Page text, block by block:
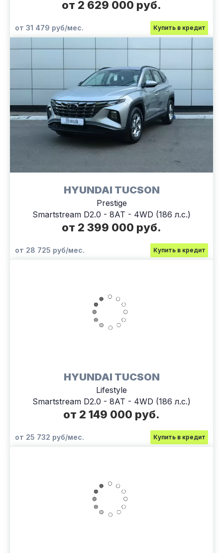
от 2 629 000 руб.
от 31 479 руб/мес. Купить в кредит
HYUNDAI TUCSON
Prestige
Smartstream D2.0 - 8AT - 4WD (186 л.с.)
от 2 399 000 руб.
от 28 725 руб/мес. Купить в кредит
HYUNDAI TUCSON
Lifestyle
Smartstream D2.0 - 8AT - 4WD (186 л.с.)
от 2 149 000 руб.
от 25 732 руб/мес. Купить в кредит